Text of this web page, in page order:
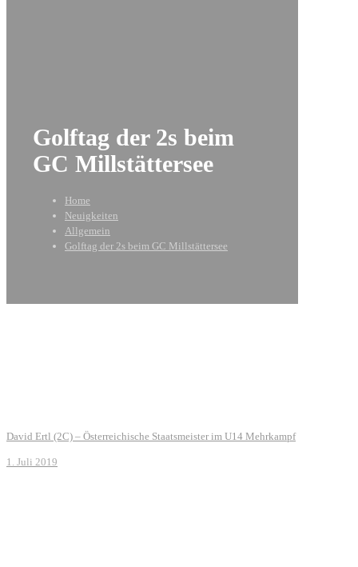
Golftag der 2s beim
GC Millstättersee
Home
Neuigkeiten
Allgemein
Golftag der 2s beim GC Millstättersee
David Ertl (2C) – Österreichische Staatsmeister im U14 Mehrkampf
1. Juli 2019